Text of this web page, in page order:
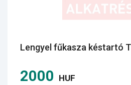
Lengyel fűkasza késtartó
2000 HUF